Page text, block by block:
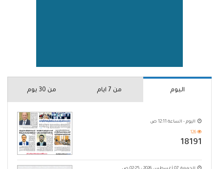
اليوم من 7 ايام من 30 يوم
اليوم - الساعة 12:11 ص
126
18191